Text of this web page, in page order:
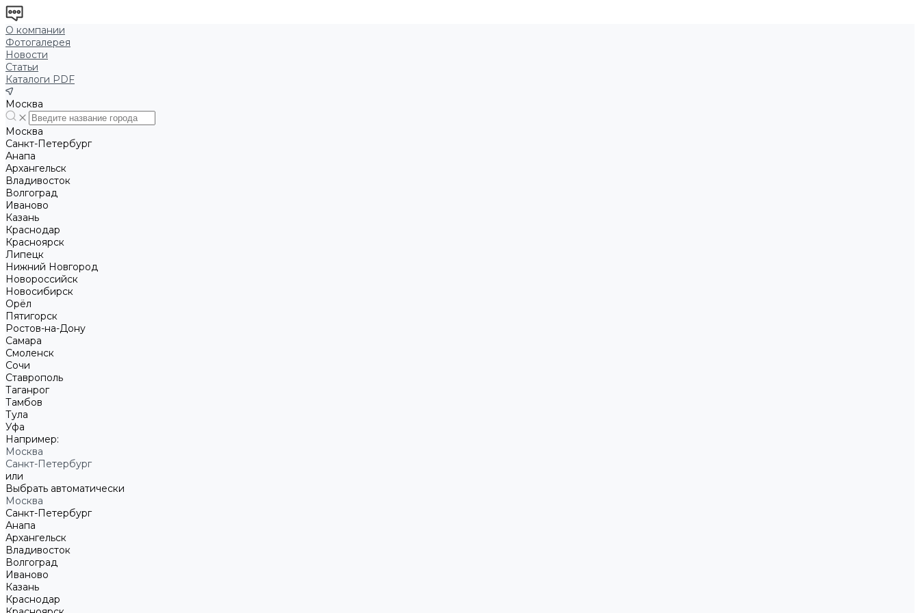
О компании
Фотогалерея
Новости
Статьи
Каталоги PDF
Москва
Москва
Санкт-Петербург
Анапа
Архангельск
Владивосток
Волгоград
Иваново
Казань
Краснодар
Красноярск
Липецк
Нижний Новгород
Новороссийск
Новосибирск
Орёл
Пятигорск
Ростов-на-Дону
Самара
Смоленск
Сочи
Ставрополь
Таганрог
Тамбов
Тула
Уфа
Например:
Москва
Санкт-Петербург
или
Выбрать автоматически
Москва
Санкт-Петербург
Анапа
Архангельск
Владивосток
Волгоград
Иваново
Казань
Краснодар